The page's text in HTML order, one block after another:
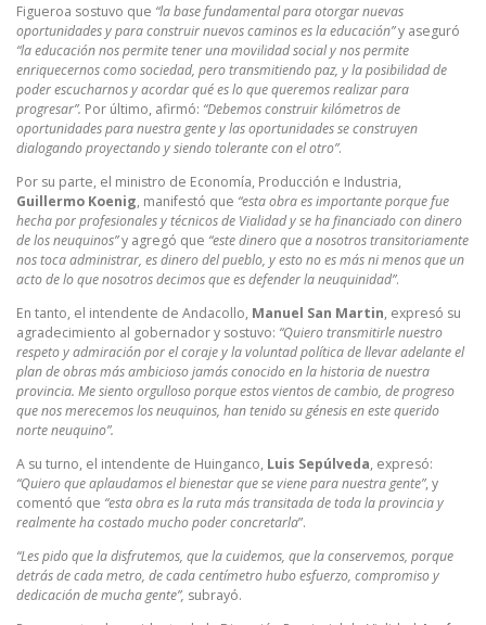
Figueroa sostuvo que “la base fundamental para otorgar nuevas
oportunidades y para construir nuevos caminos es la educación”y aseguró
“la educación nos permite tener una movilidad social y nos permite
enriquecernos como sociedad, pero transmitiendo paz, y la posibilidad de
poder escucharnos y acordar qué es lo que queremos realizar para
progresar”. Por último, afirmó: “Debemos construir kilómetros de
oportunidades para nuestra gente y las oportunidades se construyen
dialogando proyectando y siendo tolerante con el otro”.
Por su parte, el ministro de Economía, Producción e Industria,
Guillermo Koenig, manifestó que “esta obra es importante porque fue
hecha por profesionales y técnicos de Vialidad y se ha financiado con dinero
de los neuquinos”y agregó que “este dinero que a nosotros transitoriamente
nos toca administrar, es dinero del pueblo, y esto no es más ni menos que un
acto de lo que nosotros decimos que es defender la neuquinidad”.
En tanto, el intendente de Andacollo, Manuel San Martin, expresó su
agradecimiento al gobernador y sostuvo: “Quiero transmitirle nuestro
respeto y admiración por el coraje y la voluntad política de llevar adelante el
plan de obras más ambicioso jamás conocido en la historia de nuestra
provincia. Me siento orgulloso porque estos vientos de cambio, de progreso
que nos merecemos los neuquinos, han tenido su génesis en este querido
norte neuquino”.
A su turno, el intendente de Huinganco, Luis Sepúlveda, expresó:
“Quiero que aplaudamos el bienestar que se viene para nuestra gente”, y
comentó que “esta obra es la ruta más transitada de toda la provincia y
realmente ha costado mucho poder concretarla”.
“Les pido que la disfrutemos, que la cuidemos, que la conservemos, porque
detrás de cada metro, de cada centímetro hubo esfuerzo, compromiso y
dedicación de mucha gente”, subrayó.